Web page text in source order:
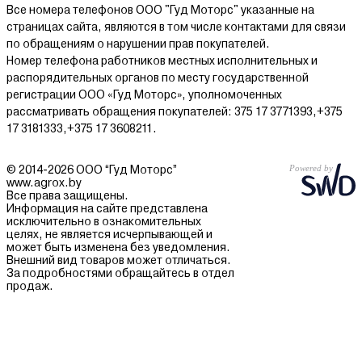
Все номера телефонов ООО "Гуд Моторс" указанные на
страницах сайта, являются в том числе контактами для связи
по обращениям о нарушении прав покупателей.
Номер телефона работников местных исполнительных и
распорядительных органов по месту государственной
регистрации ООО «Гуд Моторс», уполномоченных
рассматривать обращения покупателей: 375 17 3771393,+375
17 3181333,+375 17 3608211.
© 2014-2026 ООО “Гуд Моторс”
www.agrox.by
Все права защищены.
Информация на сайте представлена
исключительно в ознакомительных
целях, не является исчерпывающей и
может быть изменена без уведомления.
Внешний вид товаров может отличаться.
За подробностями обращайтесь в отдел
продаж.